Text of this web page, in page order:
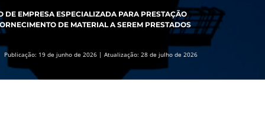
DE EMPRESA ESPECIALIZADA PARA PRESTAÇÃO
DE MATERIAL A SEREM PRESTADOS
Publicação: 19 de junho de 2026 | Atualização: 28 de julho de 2026